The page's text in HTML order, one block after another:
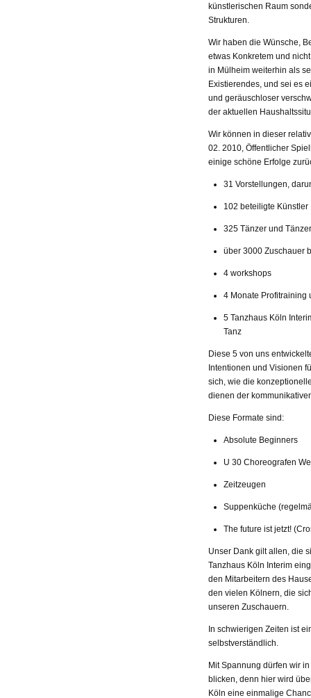
künstlerischen Raum
Strukturen.
Wir haben die Wünsche,
etwas Konkretem und
in Mülheim weiterhin als
Existierendes, und sei es
und geräuschloser
der aktuellen
Wir können in dieser
02. 2010, Öffentlicher
einige schöne Erfolge
31 Vorstellungen,
102 beteiligte Künstler
325 Tänzer und
über 3000 Zuschauer
4 workshops
4 Monate Profitraining
5 Tanzhaus Köln
Tanz
Diese 5 von uns
Intentionen und Visionen
sich, wie die
dienen der
Diese Formate sind:
Absolute Beginners
U 30 Choreografen
Zeitzeugen
Suppenküche
The future ist jetzt!
Unser Dank gilt allen, die
Tanzhaus Köln Interim
den Mitarbeitern des
den vielen Kölnern, die
unseren Zuschauern.
In schwierigen Zeiten ist
selbstverständlich.
Mit Spannung dürfen wir
blicken, denn hier wird
Köln eine einmalige